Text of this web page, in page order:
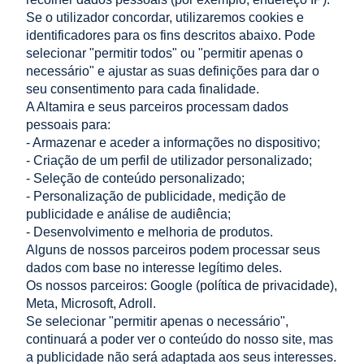
adicionar ao
carrinho
adicionar ao
carrinho
« 1 2 3 4
LOJA
AJUDA
A MINHA CONTA
INFORMAÇÃO
CONTACTO
Se o utilizador concordar, utilizaremos cookies e
identificadores para os fins descritos abaixo. Pode
selecionar "permitir todos" ou "permitir apenas o
necessário" e ajustar as suas definições para dar o
seu consentimento para cada finalidade.
A Altamira e seus parceiros processam dados
pessoais para:
- Armazenar e aceder a informações no dispositivo;
- Criação de um perfil de utilizador personalizado;
- Seleção de conteúdo personalizado;
- Personalização de publicidade, medição de
publicidade e análise de audiência;
- Desenvolvimento e melhoria de produtos.
Alguns de nossos parceiros podem processar seus
dados com base no interesse legítimo deles.
Os nossos parceiros: Google (política de privacidade),
Meta, Microsoft, Adroll.
Se selecionar "permitir apenas o necessário",
continuará a poder ver o conteúdo do nosso site, mas
a publicidade não será adaptada aos seus interesses.